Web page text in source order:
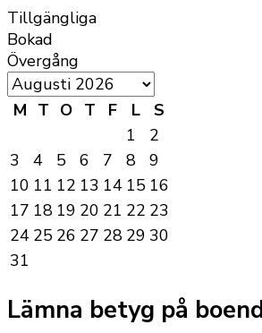
Tillgängliga
Bokad
Övergång
M T O T F L
S
1
2
3
4 5 6 7 8
9
10 11 12 13 14 15 16
17 18 19 20 21 22 23
24 25 26 27 28 29 30
31
Lämna betyg på